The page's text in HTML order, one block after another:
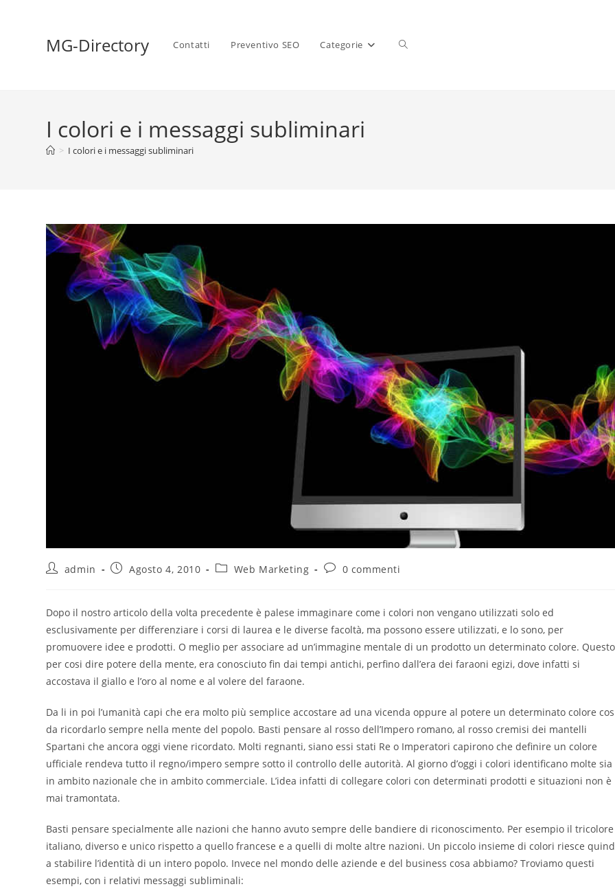
MG-Directory Contatti Preventivo SEO Categorie
I colori e i messaggi subliminari
> I colori e i messaggi subliminari
admin Agosto 4, 2010 Web Marketing 0 commenti
Dopo il nostro articolo della volta precedente è palese immaginare come i colori non vengano utilizzati solo ed
esclusivamente per differenziare i corsi di laurea e le diverse facoltà, ma possono essere utilizzati, e lo sono, per
promuovere idee e prodotti. O meglio per associare ad un’immagine mentale di un prodotto un determinato colore. Questo
per cosi dire potere della mente, era conosciuto fin dai tempi antichi, perfino dall’era dei faraoni egizi, dove infatti si
accostava il giallo e l’oro al nome e al volere del faraone.
Da li in poi l’umanità capi che era molto più semplice accostare ad una vicenda oppure al potere un determinato colore
da ricordarlo sempre nella mente del popolo. Basti pensare al rosso dell’Impero romano, al rosso cremisi dei mantelli
Spartani che ancora oggi viene ricordato. Molti regnanti, siano essi stati Re o Imperatori capirono che definire un colore
ufficiale rendeva tutto il regno/impero sempre sotto il controllo delle autorità. Al giorno d’oggi i colori identificano molte sia
in ambito nazionale che in ambito commerciale. L’idea infatti di collegare colori con determinati prodotti e situazioni non è
mai tramontata.
Basti pensare specialmente alle nazioni che hanno avuto sempre delle bandiere di riconoscimento. Per esempio il tricolore
italiano, diverso e unico rispetto a quello francese e a quelli di molte altre nazioni. Un piccolo insieme di colori riesce
a stabilire l’identità di un intero popolo. Invece nel mondo delle aziende e del business cosa abbiamo? Troviamo questi
esempi, con i relativi messaggi subliminali: